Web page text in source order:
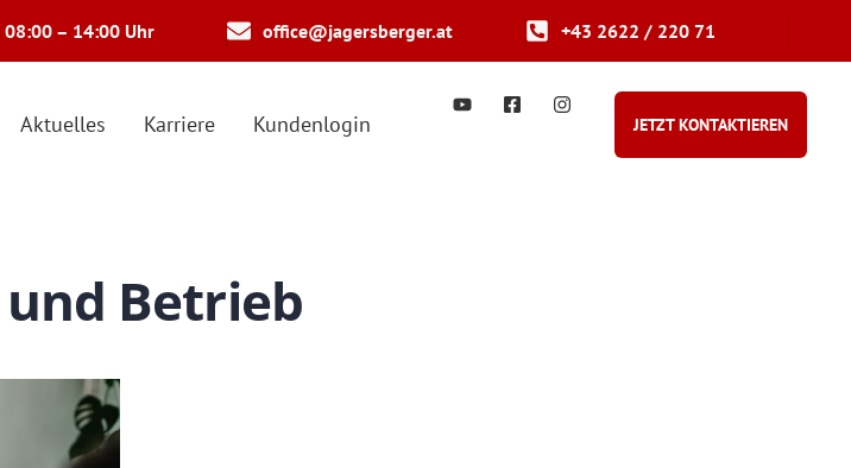
– 14:00 Uhr office@jagersberger.at +43 2622 / 220 71
Aktuelles Karriere Kundenlogin JETZT KONTAKTIEREN
Betrieb